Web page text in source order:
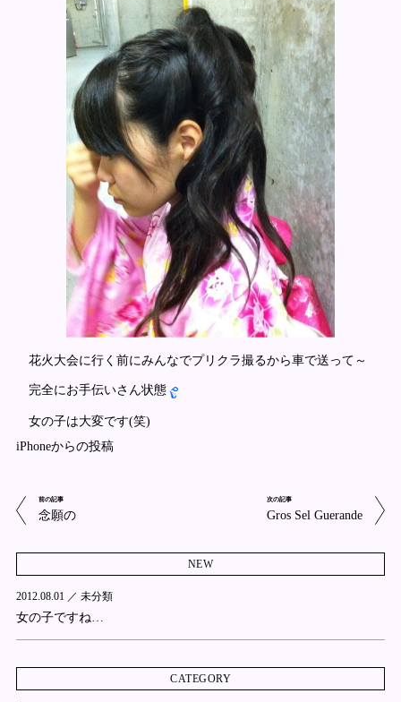
花火大会に行く前にみんなでプリクラ撮るから車で送って～
完全にお手伝いさん状態
女の子は大変です(笑)
iPhoneからの投稿
前の記事
念願の
次の記事
Gros Sel Guerande
NEW
2012.08.01 ／ 未分類
女の子ですね…
CATEGORY